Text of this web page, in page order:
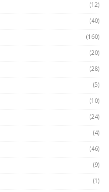
(12)
(40)
(160)
(20)
(28)
(5)
(10)
(24)
(4)
(46)
(9)
(1)